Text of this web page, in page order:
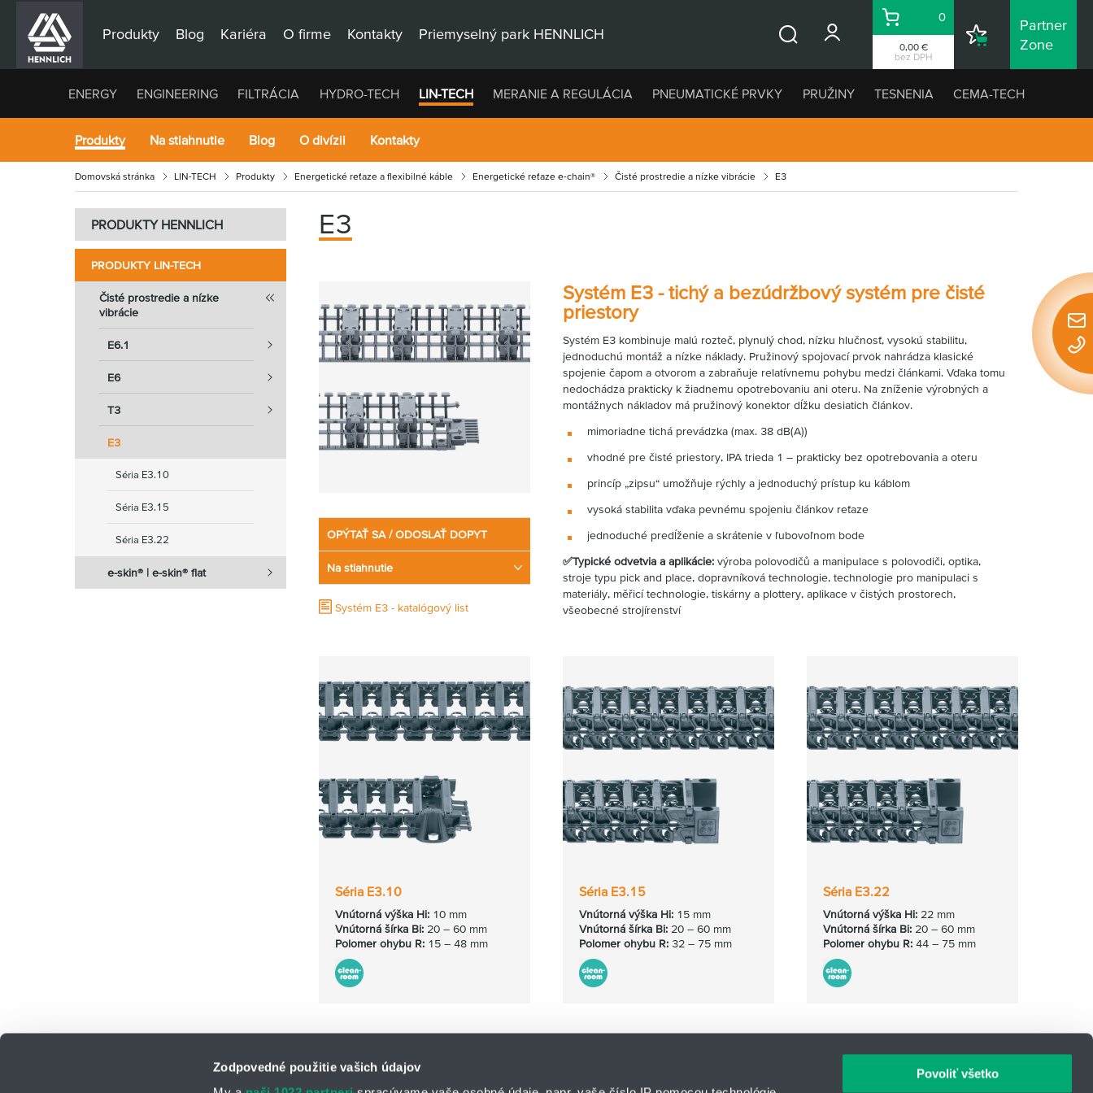
Zodpovedné použitie vašich údajov
Povoliť všetko
Produkty Blog Kariéra O firme Kontakty Priemyselný park HENNLICH
0,00 €
bez DPH
Košík
0
Nákupný
Partner
Zone
ENERGY ENGINEERING FILTRÁCIA HYDRO-TECH LIN-TECH MERANIE A REGULÁCIA PNEUMATICKÉ PRVKY PRUŽINY TESNENIA CEMA-TECH
Produkty Na stiahnutie Blog O divízii Kontakty
Domovská stránka LIN-TECH Produkty Energetické reťaze a flexibilné káble Energetické reťaze e-chain® Čisté prostredie a nízke vibrácie E3
PRODUKTY HENNLICH
PRODUKTY LIN-TECH
Čisté prostredie a nízke
vibrácie
E6.1
E6
T3
E3
Séria E3.10
Séria E3.15
Séria E3.22
e-skin® | e-skin® flat
E3
OPÝTAŤ SA / ODOSLAŤ DOPYT
Na stiahnutie
Systém E3 - katalógový list
Systém E3 - tichý a bezúdržbový systém pre čisté
priestory
Systém E3 kombinuje malú rozteč, plynulý chod, nízku hlučnosť, vysokú stabilitu,
jednoduchú montáž a nízke náklady. Pružinový spojovací prvok nahrádza klasické
spojenie čapom a otvorom a zabraňuje relatívnemu pohybu medzi článkami. Vďaka tomu
nedochádza prakticky k žiadnemu opotrebovaniu ani oteru. Na zníženie výrobných a
montážnych nákladov má pružinový konektor dĺžku desiatich článkov.
mimoriadne tichá prevádzka (max. 38 dB(A))
vhodné pre čisté priestory, IPA trieda 1 – prakticky bez opotrebovania a oteru
princíp „zipsu“ umožňuje rýchly a jednoduchý prístup ku káblom
vysoká stabilita vďaka pevnému spojeniu článkov reťaze
jednoduché predĺženie a skrátenie v ľubovoľnom bode
✅Typické odvetvia a aplikácie: výroba polovodičů a manipulace s polovodiči, optika,
stroje typu pick and place, dopravníková technologie, technologie pro manipulaci s
materiály, měřicí technologie, tiskárny a plottery, aplikace v čistých prostorech,
všeobecné strojírenství
Séria E3.10
Vnútorná výška Hi: 10 mm
Vnútorná šírka Bi: 20 – 60 mm
Polomer ohybu R: 15 – 48 mm
Séria E3.15
Vnútorná výška Hi:15 mm
Vnútornášírka Bi:20 – 60 mm
Polomer ohybu R:32 – 75 mm
Séria E3.22
Vnútorná výška Hi:22 mm
Vnútorná šírka Bi:20 – 60 mm
Polomer ohybu R:44 – 75 mm